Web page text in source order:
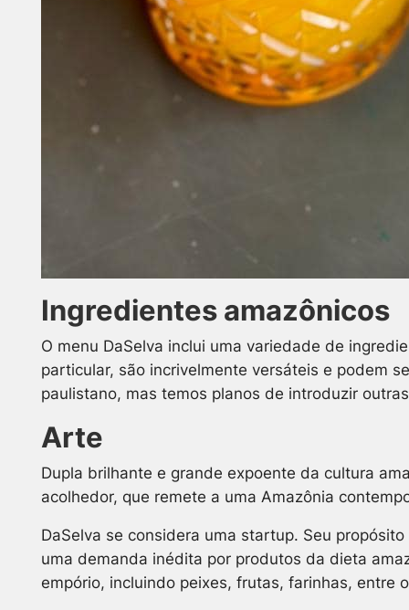
Ingredientes amazônicos
O menu DaSelva inclui uma variedade de
particular, são incrivelmente versáteis e podem
paulistano, mas temos planos de introduzir
Arte
Dupla brilhante e grande expoente da cultura
acolhedor, que remete a uma Amazônia
DaSelva se considera uma startup. Seu
uma demanda inédita por produtos da dieta
empório, incluindo peixes, frutas, farinhas, entre